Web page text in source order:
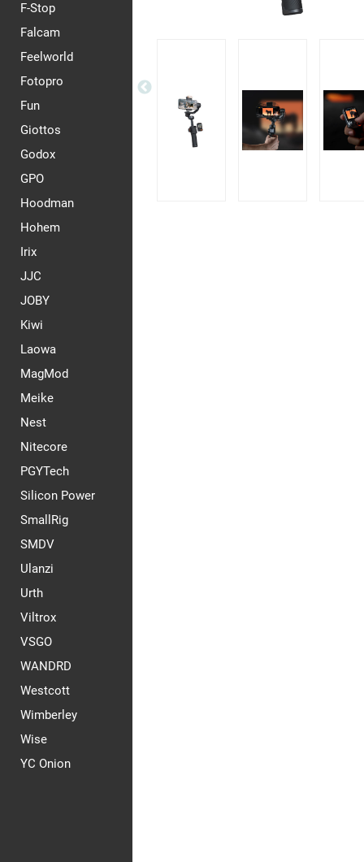
F-Stop
Falcam
Feelworld
Fotopro
Fun
Giottos
Godox
GPO
Hoodman
Hohem
Irix
JJC
JOBY
Kiwi
Laowa
MagMod
Meike
Nest
Nitecore
PGYTech
Silicon Power
SmallRig
SMDV
Ulanzi
Urth
Viltrox
VSGO
WANDRD
Westcott
Wimberley
Wise
YC Onion